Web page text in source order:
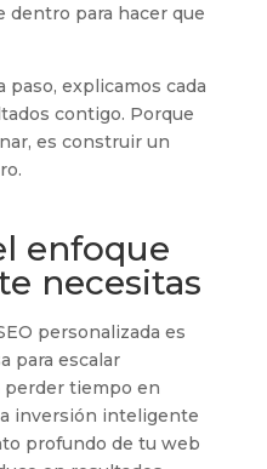
dentro para hacer que
paso, explicamos cada
contigo. Porque
es construir un
enfoque
necesitas
personalizada es
para escalar
perder tiempo en
inversión inteligente
profundo de tu web